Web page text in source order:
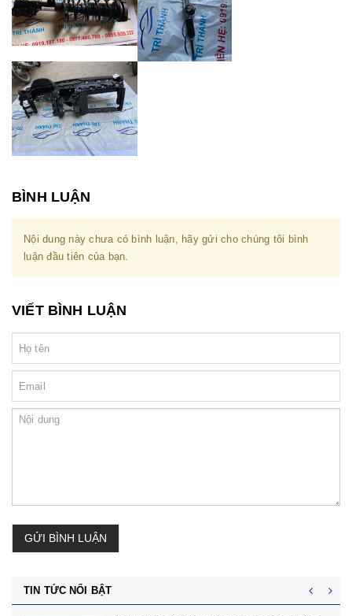
BÌNH LUẬN
Nội dung này chưa có bình luận, hãy gửi cho chúng tôi bình
luận đầu tiên của bạn.
VIẾT BÌNH LUẬN
GỬI BÌNH LUẬN
TIN TỨC NỔI BẬT